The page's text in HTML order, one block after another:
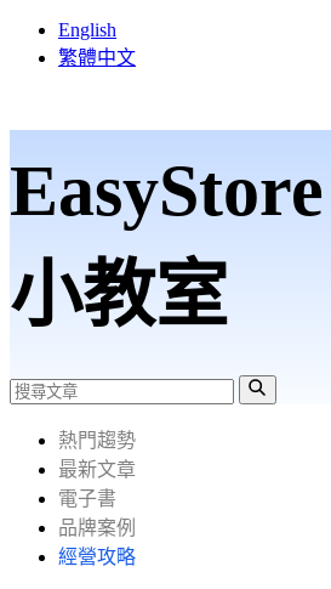
English
繁體中文
小教室
熱門趨勢
最新文章
電子書
品牌案例
經營攻略